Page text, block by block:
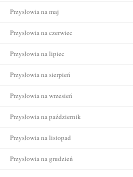
Przysłowia na maj
Przysłowia na czerwiec
Przysłowia na lipiec
Przysłowia na sierpień
Przysłowia na wrzesień
Przysłowia na październik
Przysłowia na listopad
Przysłowia na grudzień